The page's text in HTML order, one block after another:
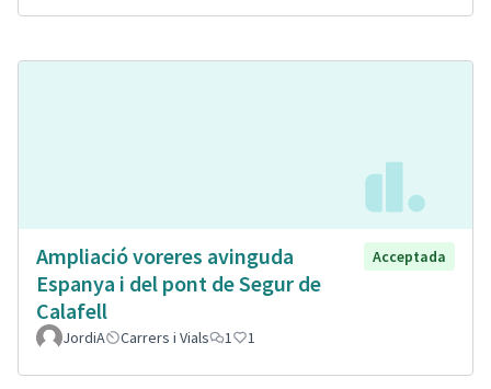
Ampliació voreres avinguda
Espanya i del pont de Segur de
Calafell
Acceptada
JordiA Carrers i Vials 1 1